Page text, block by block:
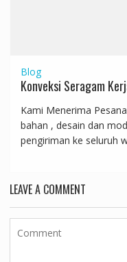
Blog
Konveksi Seragam
Kami Menerima
bahan , desain dan
pengiriman ke seluruh
LEAVE A COMMENT